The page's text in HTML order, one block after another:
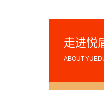
走进悦
ABOUT